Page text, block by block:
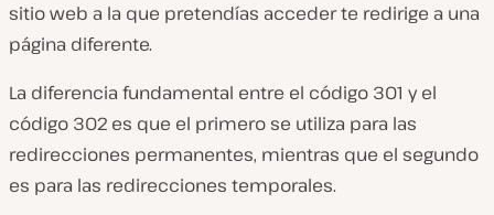
sitio web a la que pretendías acceder te redirige a una
página diferente.
La diferencia fundamental entre el código 301 y el
código 302 es que el primero se utiliza para las
redirecciones permanentes, mientras que el segundo
es para las redirecciones temporales.